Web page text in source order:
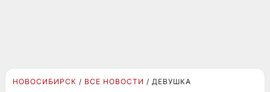
НОВОСИБИРСК ВСЕ НОВОСТИ ДЕВУШКА